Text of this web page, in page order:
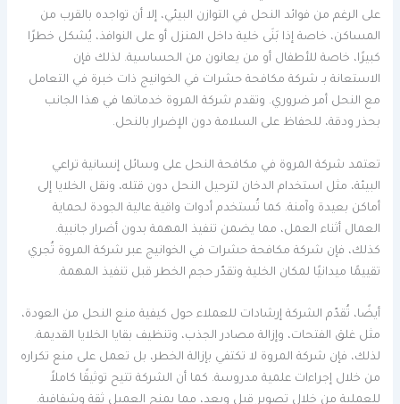
على الرغم من فوائد النحل في التوازن البيئي، إلا أن تواجده بالقرب من
المساكن، خاصة إذا بَنَى خلية داخل المنزل أو على النوافذ، يُشكل خطرًا
كبيرًا، خاصة للأطفال أو من يعانون من الحساسية. لذلك فإن
الاستعانة بـ شركة مكافحة حشرات في الخوانيج ذات خبرة في التعامل
مع النحل أمر ضروري. وتقدم شركة المروة خدماتها في هذا الجانب
بحذر ودقة، للحفاظ على السلامة دون الإضرار بالنحل.
تعتمد شركة المروة في مكافحة النحل على وسائل إنسانية تراعي
البيئة، مثل استخدام الدخان لترحيل النحل دون قتله، ونقل الخلايا إلى
أماكن بعيدة وآمنة. كما تُستخدم أدوات واقية عالية الجودة لحماية
العمال أثناء العمل، مما يضمن تنفيذ المهمة بدون أضرار جانبية.
كذلك، فإن شركة مكافحة حشرات في الخوانيج عبر شركة المروة تُجري
تقييمًا ميدانيًا لمكان الخلية وتقدّر حجم الخطر قبل تنفيذ المهمة.
أيضًا، تُقدّم الشركة إرشادات للعملاء حول كيفية منع النحل من العودة،
مثل غلق الفتحات، وإزالة مصادر الجذب، وتنظيف بقايا الخلايا القديمة.
لذلك، فإن شركة المروة لا تكتفي بإزالة الخطر، بل تعمل على منع تكراره
من خلال إجراءات علمية مدروسة. كما أن الشركة تتيح توثيقًا كاملاً
للعملية من خلال تصوير قبل وبعد، مما يمنح العميل ثقة وشفافية.